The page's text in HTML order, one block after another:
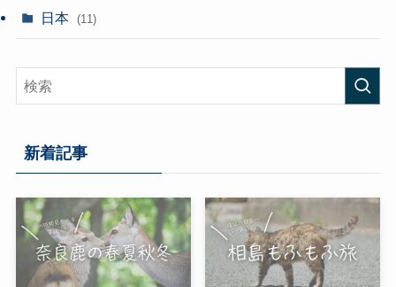
日本 (11)
新着記事